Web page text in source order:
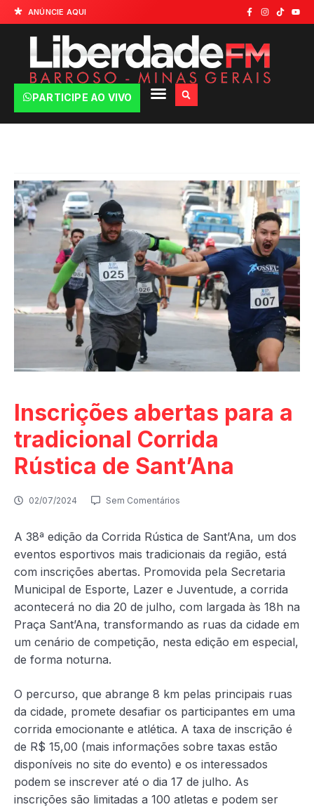
ANÚNCIE AQUI
PARTICIPE AO VIVO
Inscrições abertas para a
tradicional Corrida
Rústica de Sant’Ana
02/07/2024 Sem Comentários
A 38ª edição da Corrida Rústica de Sant’Ana, um dos
eventos esportivos mais tradicionais da região, está
com inscrições abertas. Promovida pela Secretaria
Municipal de Esporte, Lazer e Juventude, a corrida
acontecerá no dia 20 de julho, com largada às 18h na
Praça Sant’Ana, transformando as ruas da cidade em
um cenário de competição, nesta edição em especial,
de forma noturna.
O percurso, que abrange 8 km pelas principais ruas
da cidade, promete desafiar os participantes em uma
corrida emocionante e atlética. A taxa de inscrição é
de R$ 15,00 (mais informações sobre taxas estão
disponíveis no site do evento) e os interessados
podem se inscrever até o dia 17 de julho. As
inscrições são limitadas a 100 atletas e podem ser